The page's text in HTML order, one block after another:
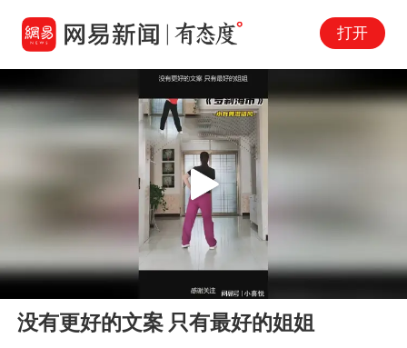
打开
00:00
Play
没有更好的文案 只有最好的姐姐